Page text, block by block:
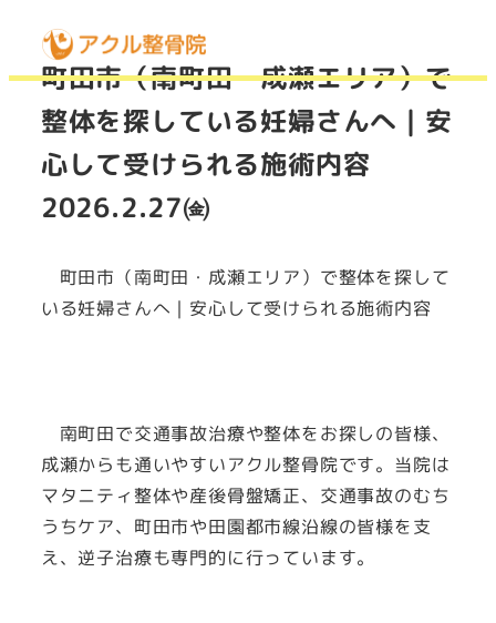
町田市（南町田・成瀬エリア）で
整体を探している妊婦さんへ｜安
心して受けられる施術内容
2026.2.27㈮
町田市（南町田・成瀬エリア）で整体を探して
いる妊婦さんへ｜安心して受けられる施術内容
南町田で交通事故治療や整体をお探しの皆様、
成瀬からも通いやすいアクル整骨院です。当院は
マタニティ整体や産後骨盤矯正、交通事故のむち
うちケア、町田市や田園都市線沿線の皆様を支
え、逆子治療も専門的に行っています。